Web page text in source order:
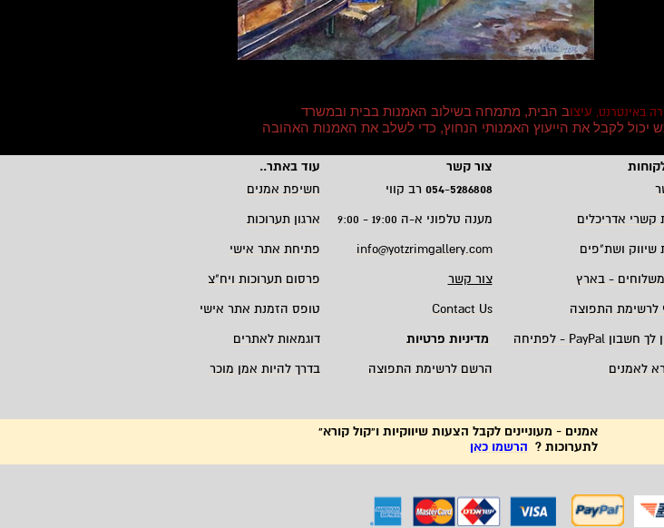
באינטרנט, עיצוב הבית, מתמחה בשילוב האמנות בבית ובמשרד
יכול לקבל את הייעוץ האמנותי הנחוץ, כדי לשלב את האמנות האהובה
צור קשר עוד באתר..
054-5286808 רב קווי
חשיפת אמנים
אדריכלים מענה טלפוני א-ה 19:00 - 9:00
ארגון תערוכות
ושת"פים info@yotzrimgallery.com
פתיחת אתר אישי
- בארץ צור קשר
פרסום תערוכות ויח"צ
לרשימת התפוצה Contact Us
טופס הזמנת אתר אישי
לך חשבון PayPal - לפתיחה מדיניות פרטיות
דוגמאות לאתרים
לאמנים הרשם לרשימת התפוצה בדרך להיות אמן מוכר
אמנים - מעוניינים לקבל הצעות שיווקיות ו"קול קורא"
לתערוכות ? הרשמו כאן